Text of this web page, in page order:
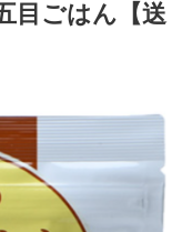
目ごはん【送